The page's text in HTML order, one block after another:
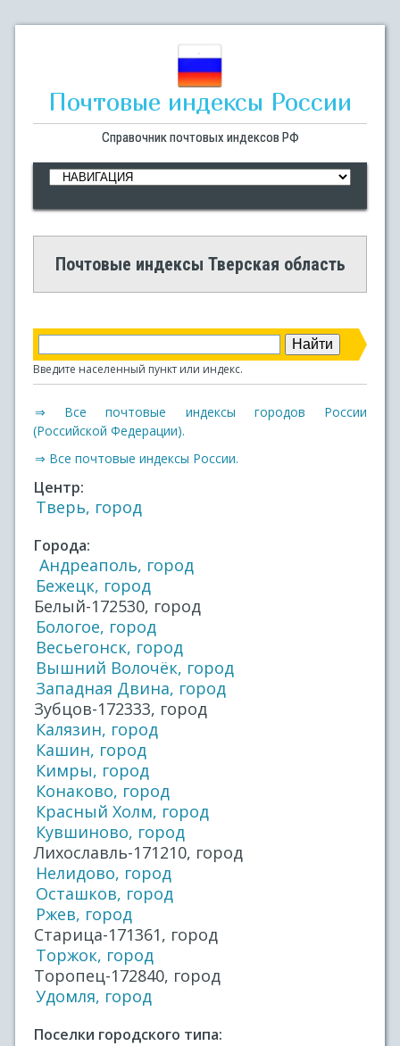
Почтовые индексы России
Справочник почтовых индексов РФ
Почтовые индексы Тверская область
Введите населенный пункт или индекс.
⇒ Все почтовые индексы городов России
(Российской Федерации).
⇒ Все почтовые индексы России.
Центр:
Тверь, город
Города:
Андреаполь, город
Бежецк, город
Белый-172530, город
Бологое, город
Весьегонск, город
Вышний Волочёк, город
Западная Двина, город
Зубцов-172333, город
Калязин, город
Кашин, город
Кимры, город
Конаково, город
Красный Холм, город
Кувшиново, город
Лихославль-171210, город
Нелидово, город
Осташков, город
Ржев, город
Старица-171361, город
Торжок, город
Торопец-172840, город
Удомля, город
Поселки городского типа: